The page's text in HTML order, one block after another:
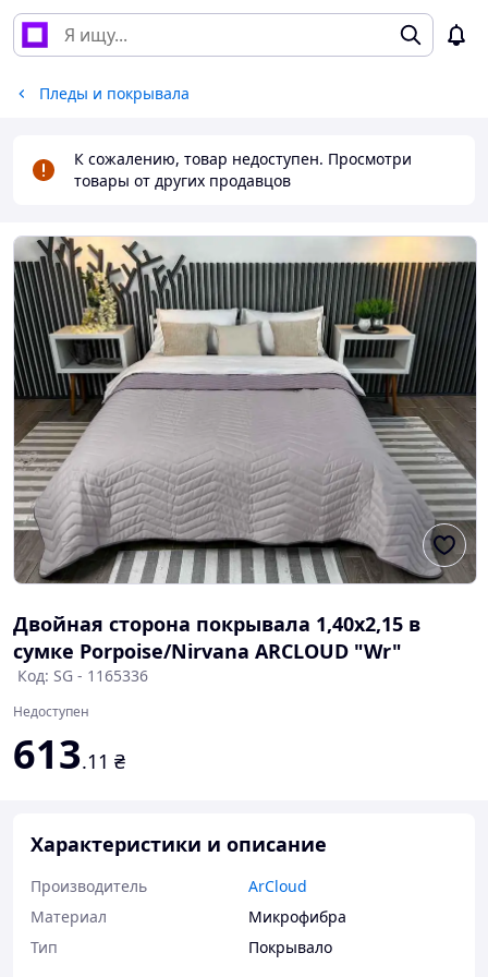
Пледы и покрывала
К сожалению, товар недоступен. Просмотри
товары от других продавцов
Двойная сторона покрывала 1,40x2,15 в
сумке Porpoise/Nirvana ARCLOUD "Wr"
Код: SG - 1165336
Недоступен
613.11 ₴
Характеристики и описание
Производитель
ArCloud
Материал
Микрофибра
Тип
Покрывало